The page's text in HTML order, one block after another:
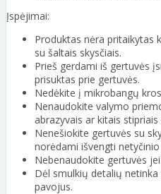
Įspėjimai:
Produktas nėra pritaikytas
su šaltais skysčiais.
Prieš gerdami iš gertuvės
prisuktas prie gertuvės.
Nedėkite į mikrobangų
Nenaudokite valymo
abrazyvais ar kitais stipriais
Nenešiokite gertuvės su
norėdami išvengti
Nebenaudokite gertuvės
Dėl smulkių detalių
pavojus.